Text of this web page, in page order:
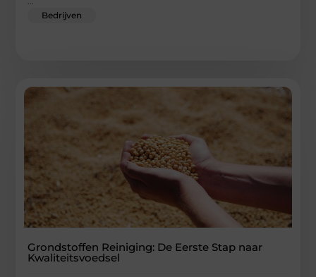
Bedrijven
Grondstoffen Reiniging: De Eerste Stap naar
Kwaliteitsvoedsel